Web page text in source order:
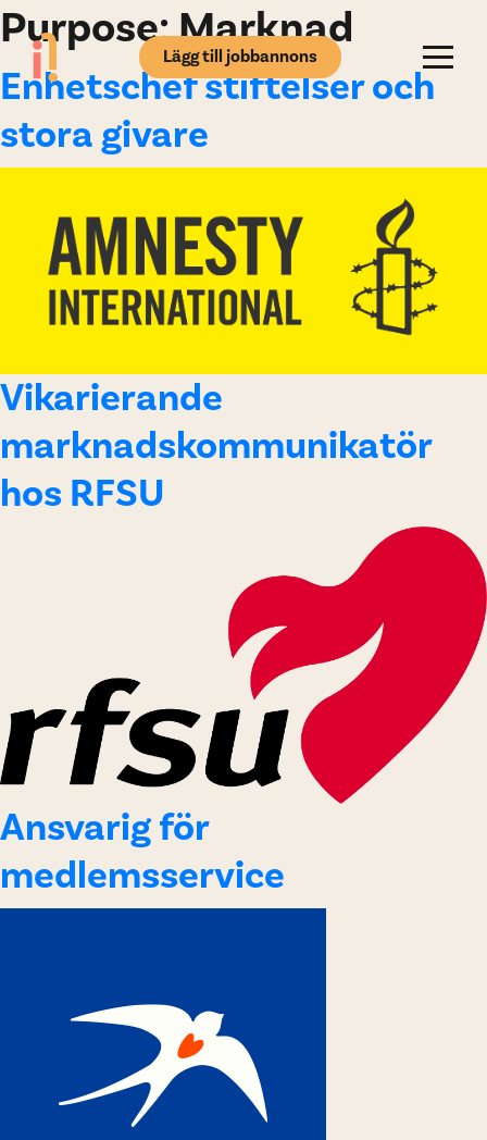
Lägg till jobbannons
Purpose:Marknad
Enhetschef stiftelser och
stora givare
Vikarierande
marknadskommunikatör
hos RFSU
Ansvarig för
medlemsservice